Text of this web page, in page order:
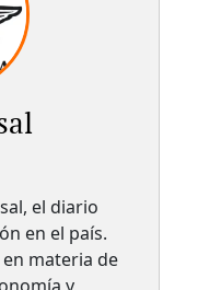
el diario
en el país.​
materia de